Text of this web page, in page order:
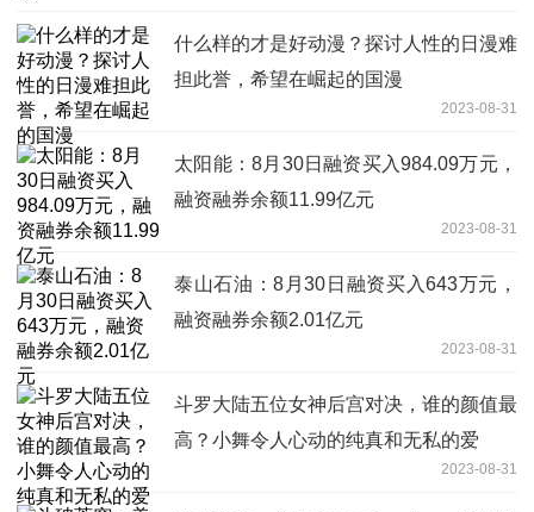
什么样的才是好动漫？探讨人性的日漫难
担此誉，希望在崛起的国漫
2023-08-31
太阳能：8月30日融资买入984.09万元，
融资融券余额11.99亿元
2023-08-31
泰山石油：8月30日融资买入643万元，
融资融券余额2.01亿元
2023-08-31
斗罗大陆五位女神后宫对决，谁的颜值最
高？小舞令人心动的纯真和无私的爱
2023-08-31